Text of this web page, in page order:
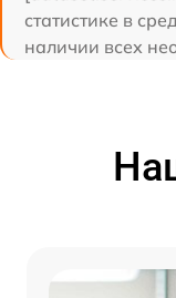
статистике в
наличии всех